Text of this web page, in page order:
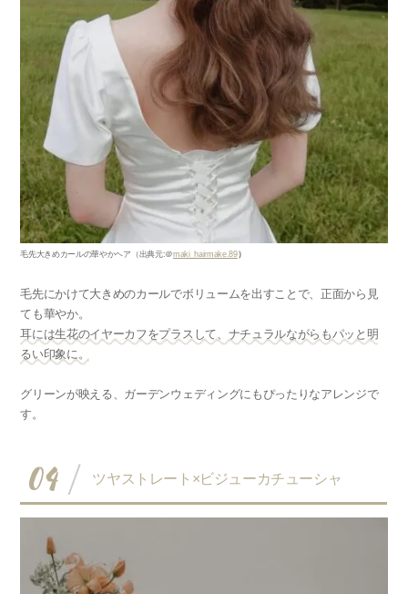
毛先大きめカールの華やかヘア （出典元:＠maki_hairmake.89）
毛先にかけて大きめのカールでボリュームを出すことで、正面から見
ても華やか。
耳には生花のイヤーカフをプラスして、ナチュラルながらもパッと明
るい印象に。
グリーンが映える、ガーデンウェディングにもぴったりなアレンジで
す。
04 ツヤストレート×ビジューカチューシャ